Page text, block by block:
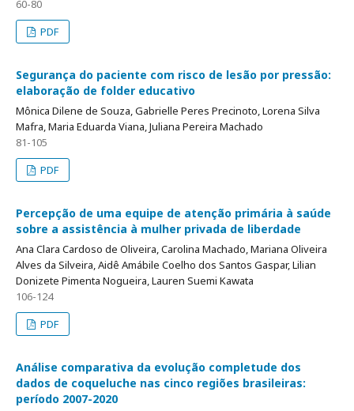
60-80
PDF
Segurança do paciente com risco de lesão por pressão:
elaboração de folder educativo
Mônica Dilene de Souza, Gabrielle Peres Precinoto, Lorena Silva
Mafra, Maria Eduarda Viana, Juliana Pereira Machado
81-105
PDF
Percepção de uma equipe de atenção primária à saúde
sobre a assistência à mulher privada de liberdade
Ana Clara Cardoso de Oliveira, Carolina Machado, Mariana Oliveira
Alves da Silveira, Aidê Amábile Coelho dos Santos Gaspar, Lilian
Donizete Pimenta Nogueira, Lauren Suemi Kawata
106-124
PDF
Análise comparativa da evolução completude dos
dados de coqueluche nas cinco regiões brasileiras:
período 2007-2020